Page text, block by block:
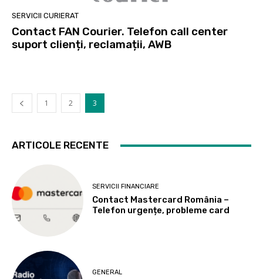
SERVICII CURIERAT
Contact FAN Courier. Telefon call center
suport clienți, reclamații, AWB
1 2 3
ARTICOLE RECENTE
SERVICII FINANCIARE
Contact Mastercard România –
Telefon urgențe, probleme card
GENERAL